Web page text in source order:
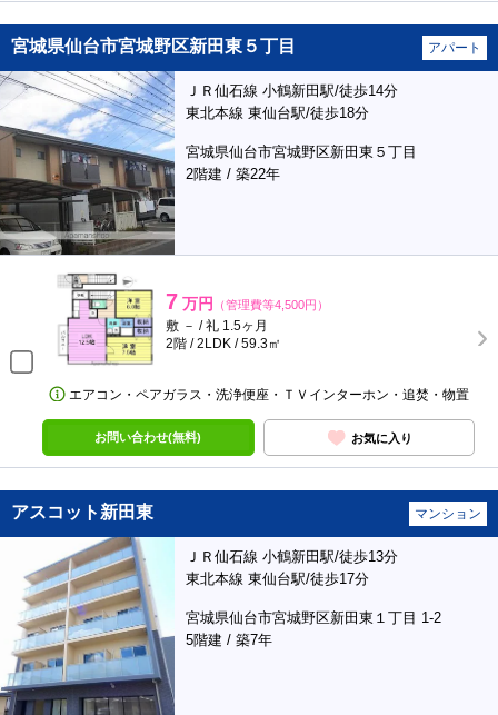
宮城県仙台市宮城野区新田東５丁目 アパート
ＪＲ仙石線 小鶴新田駅/徒歩14分
東北本線 東仙台駅/徒歩18分
宮城県仙台市宮城野区新田東５丁目
2階建 / 築22年
7 万円 （管理費等4,500円）
敷 － / 礼 1.5ヶ月
2階 / 2LDK / 59.3㎡
エアコン・ペアガラス・洗浄便座・ＴＶインターホン・追焚・物置
お問い合わせ(無料) お気に入り
アスコット新田東 マンション
ＪＲ仙石線 小鶴新田駅/徒歩13分
東北本線 東仙台駅/徒歩17分
宮城県仙台市宮城野区新田東１丁目 1-2
5階建 / 築7年